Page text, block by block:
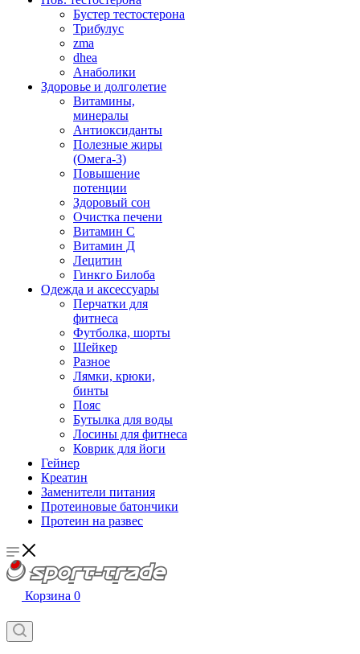
Бустер тестостерона
Трибулус
zma
dhea
Анаболики
Здоровье и долголетие
Витамины,
минералы
Антиоксиданты
Полезные жиры
(Омега-3)
Повышение
потенции
Здоровый сон
Очистка печени
Витамин С
Витамин Д
Лецитин
Гинкго Билоба
Одежда и аксессуары
Перчатки для
фитнеса
Футболка, шорты
Шейкер
Разное
Лямки, крюки,
бинты
Пояс
Бутылка для воды
Лосины для фитнеса
Коврик для йоги
Гейнер
Креатин
Заменители питания
Протеиновые батончики
Протеин на развес
Корзина 0